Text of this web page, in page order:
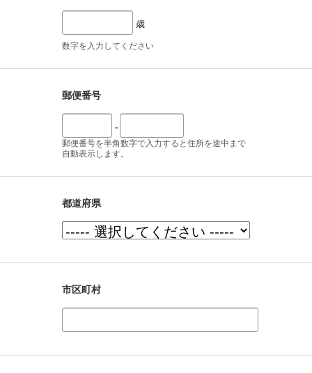
歳
数字を入力してください
郵便番号
-
郵便番号を半角数字で入力すると住所を途中まで
自動表示します。
都道府県
市区町村